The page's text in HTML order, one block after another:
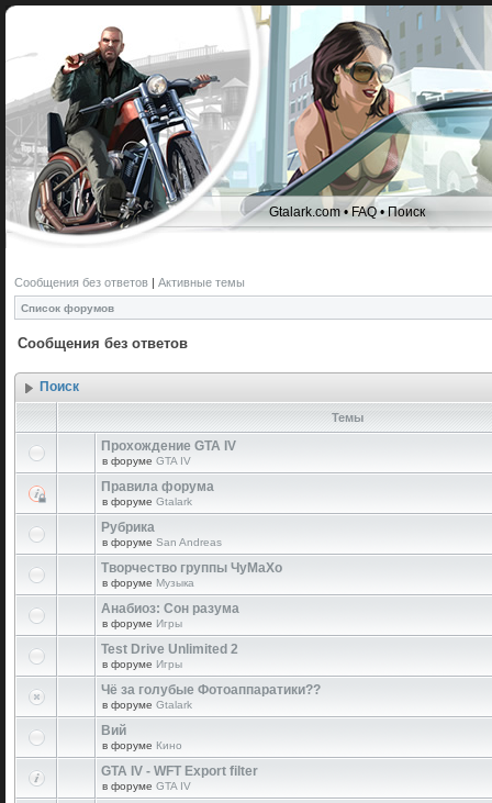
Gtalark.com •FAQ•Поиск
Сообщения без ответов | Активные темы
Список форумов
Сообщения без ответов
Поиск
Темы
Прохождение GTA IV
в форуме GTA IV
Правила форума
в форуме Gtalark
Рубрика
в форуме San Andreas
Творчество группы ЧуМаХо
в форуме Музыка
Анабиоз: Сон разума
в форуме Игры
Test Drive Unlimited 2
в форуме Игры
Чё за голубые Фотоаппаратики??
в форуме Gtalark
Вий
в форуме Кино
GTA IV - WFT Export filter
в форуме GTA IV